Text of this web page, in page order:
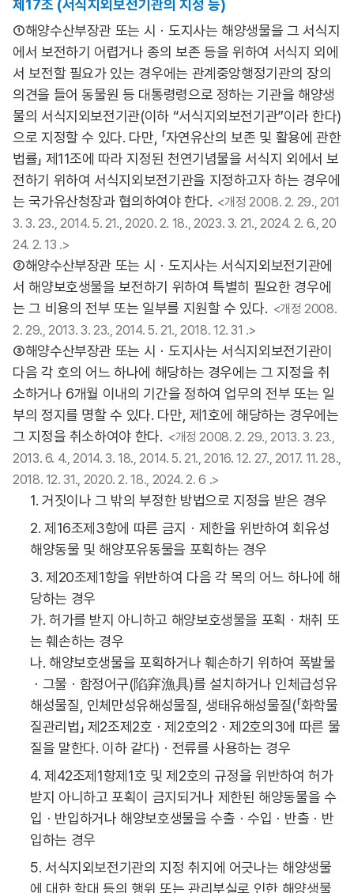
제17조 (서식지외보전기관의 지정 등)
①해양수산부장관 또는 시ㆍ도지사는 해양생물을 그 서식지
에서 보전하기 어렵거나 종의 보존 등을 위하여 서식지 외에
서 보전할 필요가 있는 경우에는 관계중앙행정기관의 장의
의견을 들어 동물원 등 대통령령으로 정하는 기관을 해양생
물의 서식지외보전기관(이하 “서식지외보전기관”이라 한다)
으로 지정할 수 있다. 다만, 「자연유산의 보존 및 활용에 관한
법률」 제11조에 따라 지정된 천연기념물을 서식지 외에서 보
전하기 위하여 서식지외보전기관을 지정하고자 하는 경우에
는 국가유산청장과 협의하여야 한다. <개정 2008. 2. 29., 201
3. 3. 23., 2014. 5. 21., 2020. 2. 18., 2023. 3. 21., 2024. 2. 6., 20
24. 2. 13 .>
②해양수산부장관 또는 시ㆍ도지사는 서식지외보전기관에
서 해양보호생물을 보전하기 위하여 특별히 필요한 경우에
는 그 비용의 전부 또는 일부를 지원할 수 있다. <개정 2008.
2. 29., 2013. 3. 23., 2014. 5. 21., 2018. 12. 31 .>
③해양수산부장관 또는 시ㆍ도지사는 서식지외보전기관이
다음 각 호의 어느 하나에 해당하는 경우에는 그 지정을 취
소하거나 6개월 이내의 기간을 정하여 업무의 전부 또는 일
부의 정지를 명할 수 있다. 다만, 제1호에 해당하는 경우에는
그 지정을 취소하여야 한다. <개정 2008. 2. 29., 2013. 3. 23.,
2013. 6. 4., 2014. 3. 18., 2014. 5. 21., 2016. 12. 27., 2017. 11. 28.,
2018. 12. 31., 2020. 2. 18., 2024. 2. 6 .>
1. 거짓이나 그 밖의 부정한 방법으로 지정을 받은 경우
2. 제16조제3항에 따른 금지ㆍ제한을 위반하여 회유성
해양동물 및 해양포유동물을 포획하는 경우
3. 제20조제1항을 위반하여 다음 각 목의 어느 하나에 해
당하는 경우
가. 허가를 받지 아니하고 해양보호생물을 포획ㆍ채취 또
는 훼손하는 경우
나. 해양보호생물을 포획하거나 훼손하기 위하여 폭발물
ㆍ그물ㆍ함정어구(陷穽漁具)를 설치하거나 인체급성유
해성물질, 인체만성유해성물질, 생태유해성물질(「화학물
질관리법」 제2조제2호ㆍ제2호의2ㆍ제2호의3에 따른 물
질을 말한다. 이하 같다)ㆍ전류를 사용하는 경우
4. 제42조제1항제1호 및 제2호의 규정을 위반하여 허가
받지 아니하고 포획이 금지되거나 제한된 해양동물을 수
입ㆍ반입하거나 해양보호생물을 수출ㆍ수입ㆍ반출ㆍ반
입하는 경우
5. 서식지외보전기관의 지정 취지에 어긋나는 해양생물
에 대한 학대 등의 행위 또는 관리부실로 인한 해양생물